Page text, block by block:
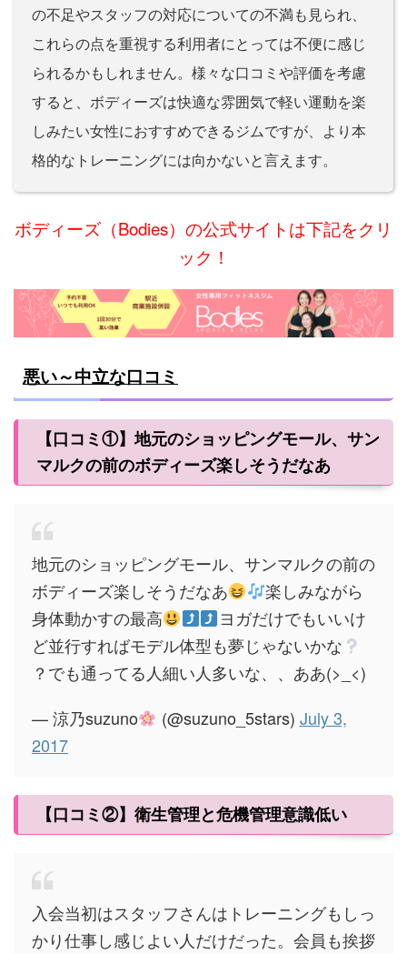
の不足やスタッフの対応についての不満も見られ、
これらの点を重視する利用者にとっては不便に感じ
られるかもしれません。様々な口コミや評価を考慮
すると、ボディーズは快適な雰囲気で軽い運動を楽
しみたい女性におすすめできるジムですが、より本
格的なトレーニングには向かないと言えます​​​​。
ボディーズ（Bodies）の公式サイトは下記をクリ
ック！
悪い～中立な口コミ
【口コミ①】地元のショッピングモール、サン
マルクの前のボディーズ楽しそうだなあ
地元のショッピングモール、サンマルクの前の
ボディーズ楽しそうだなあ
楽しみながら
身体動かすの最高
ヨガだけでもいいけ
ど並行すればモデル体型も夢じゃないかな
？でも通ってる人細い人多いな、、ああ(>_<)
— 涼乃suzuno
(@suzuno_5stars) July 3,
2017
【口コミ②】衛生管理と危機管理意識低い
入会当初はスタッフさんはトレーニングもしっ
かり仕事し感じよい人だけだった。会員も挨拶